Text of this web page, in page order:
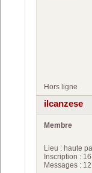
Hors ligne
ilcanzese
Membre
Lieu : haute
Inscription :
Messages :